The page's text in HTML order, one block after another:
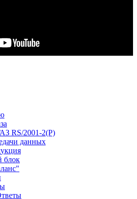
RS/2001-2(Р)
данных
блок